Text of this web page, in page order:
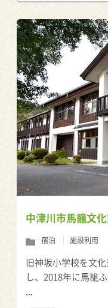
中津川市馬籠文
宿泊 施設利用
旧神坂小学校を文
し、2018年に馬籠
...